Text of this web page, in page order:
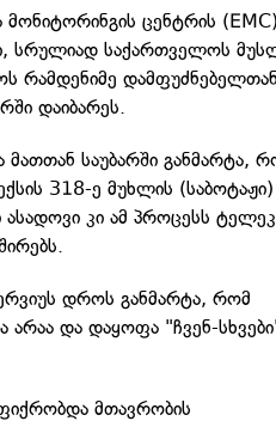
მონიტორინგის ცენტრის (EMC)
სრულიად საქართველოს
რამდენიმე
დაიბარეს.
მათთან საუბარში განმარტა,
318-ე მუხლის (საბოტაჟი)
კი ამ პროცესს
დროს განმარტა, რომ
და დაყოფა "ჩვენ-
მთავრობის